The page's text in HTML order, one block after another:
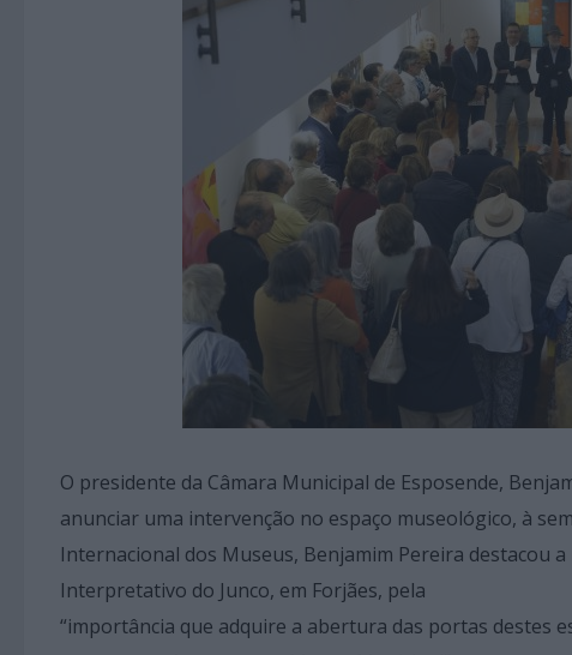
O presidente da Câmara Municipal de Esposende,
anunciar uma intervenção no espaço museológico, à
Internacional dos Museus, Benjamim Pereira destacou
Interpretativo do Junco, em Forjães, pela
“importância que adquire a abertura das portas destes